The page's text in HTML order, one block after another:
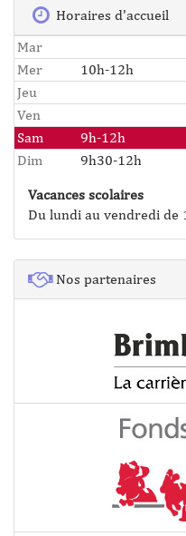
Horaires d'accueil
Mar
Mer
10h-12h
Jeu
Ven
Sam
9h-12h
Dim
9h30-12h
Vacances scolaires
Du lundi au vendredi de
Nos partenaires